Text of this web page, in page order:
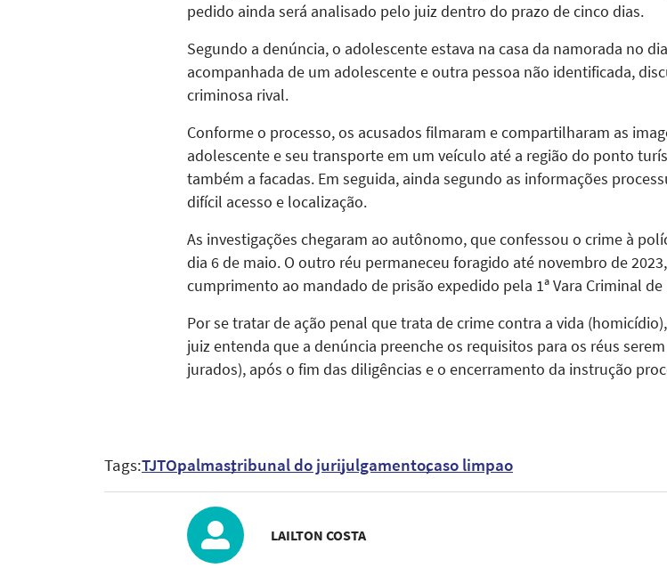
pedido ainda será analisado pelo juiz dentro do prazo de cinco dias.
Segundo a denúncia, o adolescente estava na casa da namorada no
acompanhada de um adolescente e outra pessoa não identificada,
criminosa rival.
Conforme o processo, os acusados filmaram e compartilharam as
adolescente e seu transporte em um veículo até a região do ponto
também a facadas. Em seguida, ainda segundo as informações
difícil acesso e localização.
As investigações chegaram ao autônomo, que confessou o crime à
dia 6 de maio. O outro réu permaneceu foragido até novembro de
cumprimento ao mandado de prisão expedido pela 1ª Vara Criminal de
Por se tratar de ação penal que trata de crime contra a vida
juiz entenda que a denúncia preenche os requisitos para os réus
jurados), após o fim das diligências e o encerramento da instrução
Tags:TJTOpalmastribunal do jurijulgamentocaso limpao
LAILTON COSTA